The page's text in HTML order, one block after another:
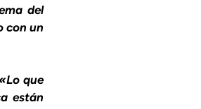
del
con un
«Lo que
están